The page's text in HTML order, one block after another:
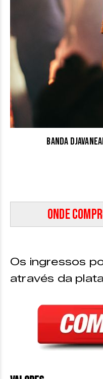
Banda
Onde
Os ingressos
através da